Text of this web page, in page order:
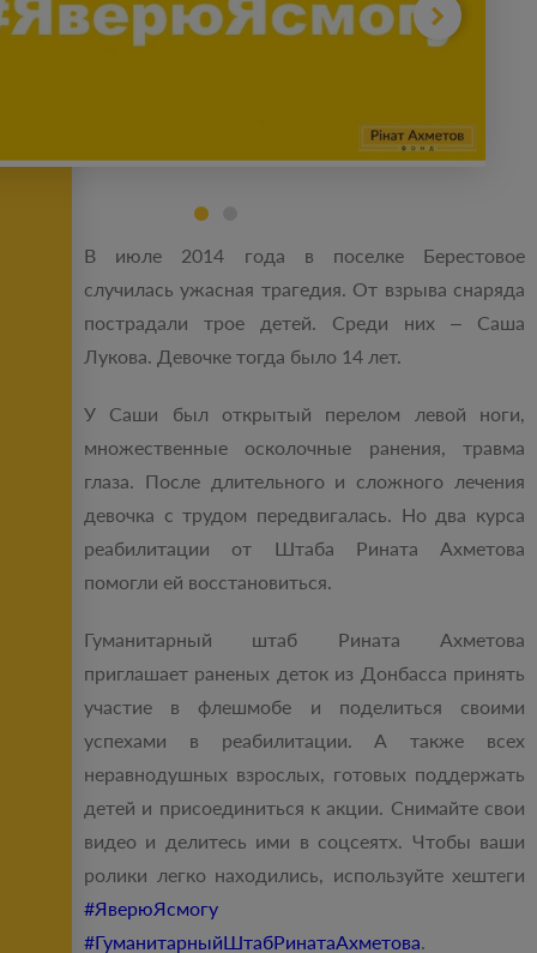
В июле 2014 года в поселке Берестовое
случилась ужасная трагедия. От взрыва снаряда
пострадали трое детей. Среди них – Саша
Лукова. Девочке тогда было 14 лет.
У Саши был открытый перелом левой ноги,
множественные осколочные ранения, травма
глаза. После длительного и сложного лечения
девочка с трудом передвигалась. Но два курса
реабилитации от Штаба Рината Ахметова
помогли ей восстановиться.
Гуманитарный штаб Рината Ахметова
приглашает раненых деток из Донбасса принять
участие в флешмобе и поделиться своими
успехами в реабилитации. А также всех
неравнодушных взрослых, готовых поддержать
детей и присоединиться к акции. Снимайте свои
видео и делитесь ими в соцсеятх. Чтобы ваши
ролики легко находились, используйте хештеги
#ЯверюЯсмогу
#ГуманитарныйШтабРинатаАхметова.